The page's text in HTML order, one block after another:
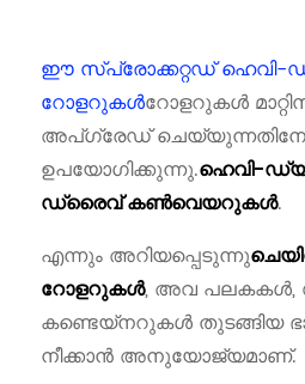
ഈ സ്പ്രോക്കറ്റഡ് ഹെവി-
റോളറുകൾറോളറുകൾ
അപ്‌ഗ്രേഡ്
ഉപയോഗിക്കുന്നു.ഹെവി-
ഡ്രൈവ് കൺവെയറുകൾ.
എന്നും അറിയപ്പെടുന്നു
റോളറുകൾ, അവ പലകകൾ,
കണ്ടെയ്നറുകൾ തുടങ്ങിയ
നീക്കാൻ അനുയോജ്യമാണ്.